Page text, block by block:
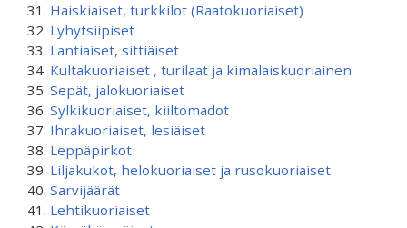
Haiskiaiset, turkkilot (Raatokuoriaiset)
Lyhytsiipiset
Lantiaiset, sittiäiset
Kultakuoriaiset , turilaat ja kimalaiskuoriainen
Sepät, jalokuoriaiset
Sylkikuoriaiset, kiiltomadot
Ihrakuoriaiset, lesiäiset
Leppäpirkot
Liljakukot, helokuoriaiset ja rusokuoriaiset
Sarvijäärät
Lehtikuoriaiset